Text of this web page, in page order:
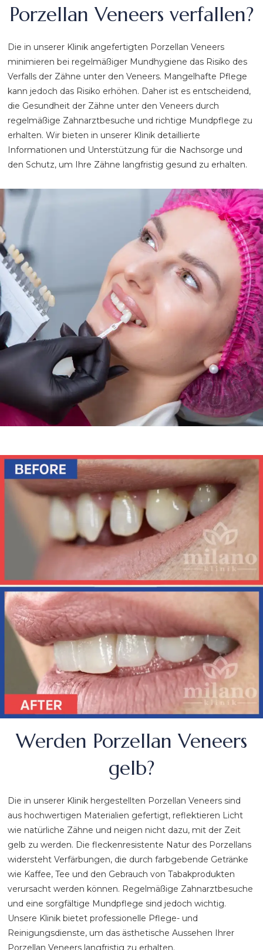
Porzellan Veneers verfallen?
Die in unserer Klinik angefertigten Porzellan Veneers
minimieren bei regelmäßiger Mundhygiene das Risiko des
Verfalls der Zähne unter den Veneers. Mangelhafte Pflege
kann jedoch das Risiko erhöhen. Daher ist es entscheidend,
die Gesundheit der Zähne unter den Veneers durch
regelmäßige Zahnarztbesuche und richtige Mundpflege zu
erhalten. Wir bieten in unserer Klinik detaillierte
Informationen und Unterstützung für die Nachsorge und
den Schutz, um Ihre Zähne langfristig gesund zu erhalten.
Werden Porzellan Veneers
gelb?
Die in unserer Klinik hergestellten Porzellan Veneers sind
aus hochwertigen Materialien gefertigt, reflektieren Licht
wie natürliche Zähne und neigen nicht dazu, mit der Zeit
gelb zu werden. Die fleckenresistente Natur des Porzellans
widersteht Verfärbungen, die durch farbgebende Getränke
wie Kaffee, Tee und den Gebrauch von Tabakprodukten
verursacht werden können. Regelmäßige Zahnarztbesuche
und eine sorgfältige Mundpflege sind jedoch wichtig.
Unsere Klinik bietet professionelle Pflege- und
Reinigungsdienste, um das ästhetische Aussehen Ihrer
Porzellan Veneers langfristig zu erhalten.